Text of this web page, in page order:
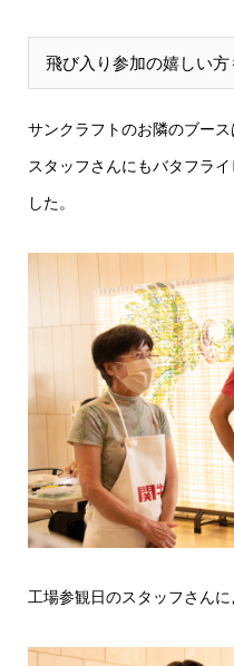
飛び入り参加の嬉しい方
サンクラフトのお隣のブー
スタッフさんにもバタフラ
した。
工場参観日のスタッフさん